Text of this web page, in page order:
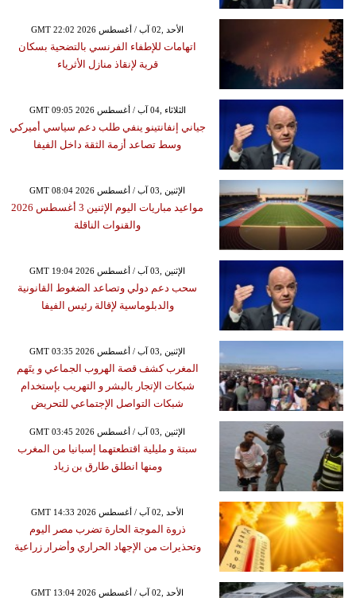
GMT 22:02 2026 الأحد ,02 آب / أغسطس
اتهامات للإطفاء الفرنسي بالتضحية بسكان
قرية لإنقاذ منازل الأثرياء
GMT 09:05 2026 الثلاثاء ,04 آب / أغسطس
جياني إنفانتينو ينفي طلب دعم سياسي أميركي
وسط تصاعد أزمة الثقة داخل الفيفا
GMT 08:04 2026 الإثنين ,03 آب / أغسطس
مواعيد مباريات اليوم الإثنين 3 أغسطس 2026
والقنوات الناقلة
GMT 19:04 2026 الإثنين ,03 آب / أغسطس
سحب دعم دولي وتصاعد الضغوط القانونية
والدبلوماسية لإقالة رئيس الفيفا
GMT 03:35 2026 الإثنين ,03 آب / أغسطس
المغرب كشف قصة الهروب الجماعي و يتَهم
شبكات الإتجار بالبشر و التهريب بإستخدام
شبكات التواصل الإجتماعي للتحريض
GMT 03:45 2026 الإثنين ,03 آب / أغسطس
سبتة و مليلية اقتطعتهما إسبانيا من المغرب
ومنها انطلق طارق بن زياد
GMT 14:33 2026 الأحد ,02 آب / أغسطس
ذروة الموجة الحارة تضرب مصر اليوم
وتحذيرات من الإجهاد الحراري وأضرار زراعية
GMT 13:04 2026 الأحد ,02 آب / أغسطس